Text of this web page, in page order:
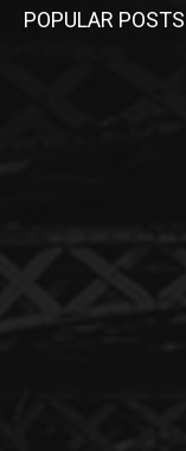
POPULAR POSTS